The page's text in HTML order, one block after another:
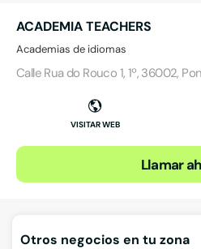
ACADEMIA TEACHERS
Academias de idiomas
Calle Rua do Rouco 1, 1º, 36002,
VISITAR WEB
Llamar
Otros negocios en tu zona